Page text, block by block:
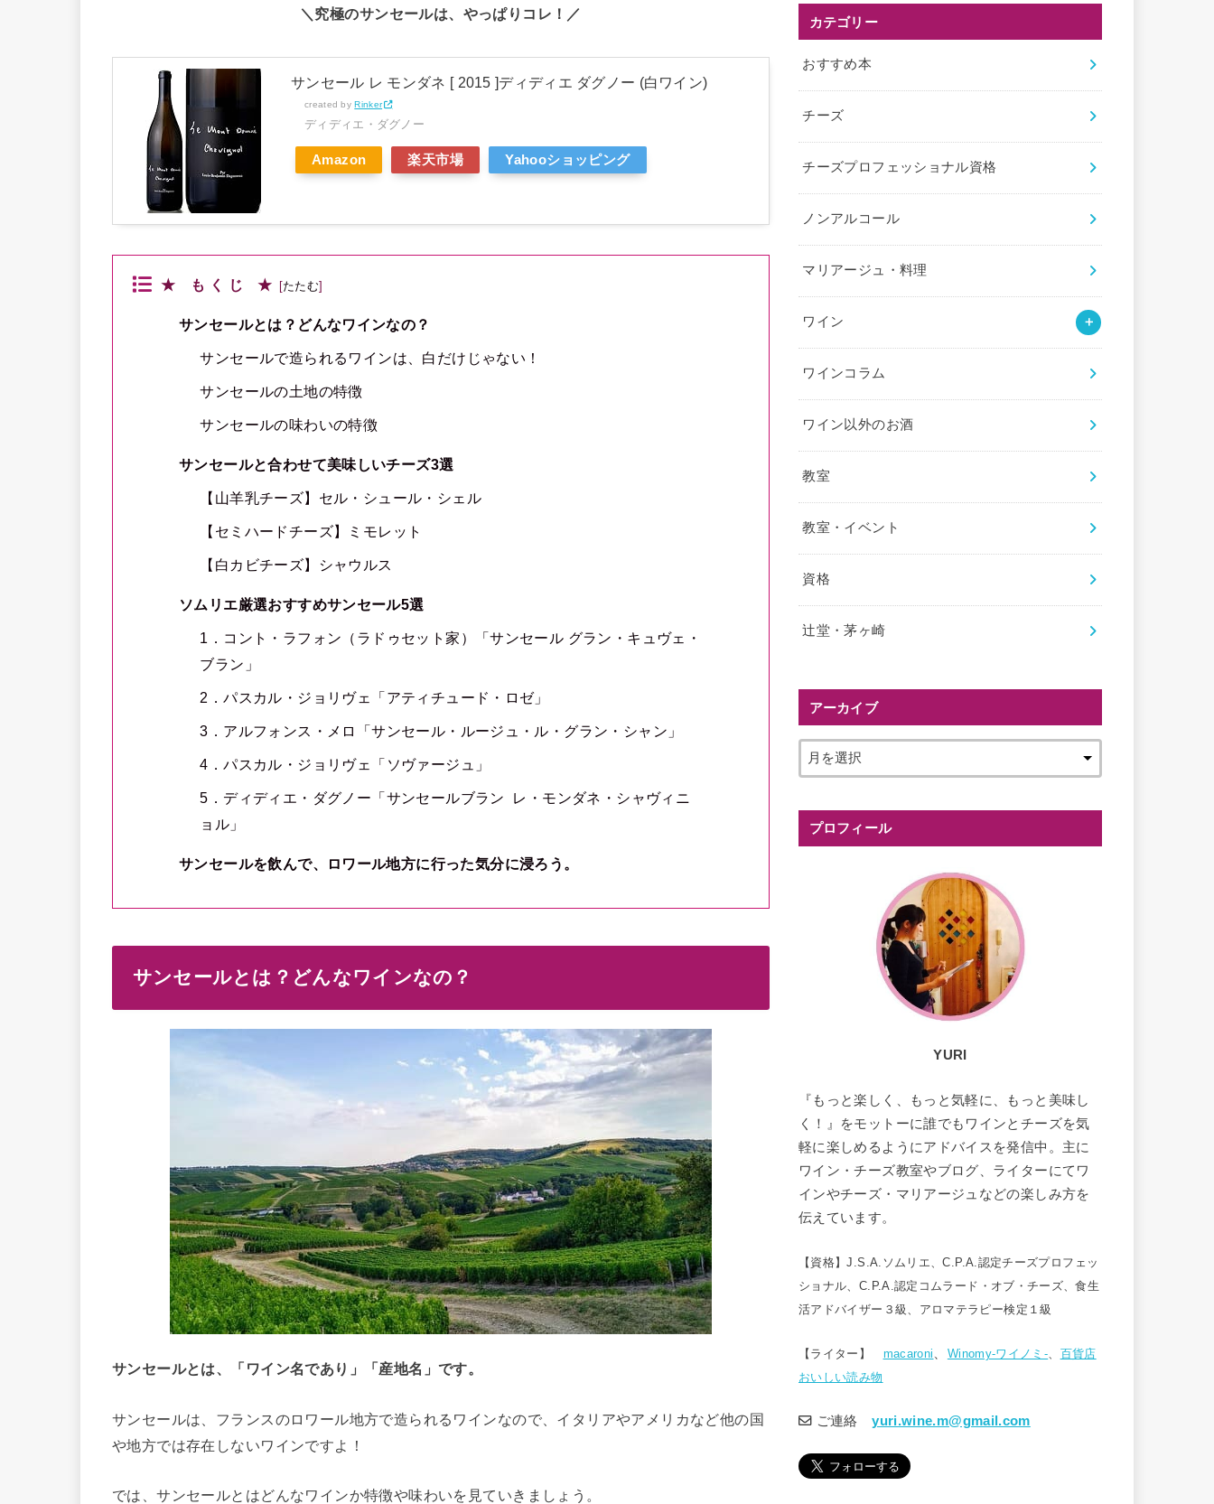
＼究極のサンセールは、やっぱりコレ！／
サンセール レ モンダネ [ 2015 ]ディディエ ダグノー (白ワイン)
created byRinker
ディディエ・ダグノー
Amazon 楽天市場 Yahooショッピング
★ も く じ ★ [たたむ]
サンセールとは？どんなワインなの？
サンセールで造られるワインは、白だけじゃない！
サンセールの土地の特徴
サンセールの味わいの特徴
サンセールと合わせて美味しいチーズ3選
【山羊乳チーズ】セル・シュール・シェル
【セミハードチーズ】ミモレット
【白カビチーズ】シャウルス
ソムリエ厳選おすすめサンセール5選
1．コント・ラフォン（ラドゥセット家）「サンセール グラン・キュヴェ・
ブラン」
2．パスカル・ジョリヴェ「アティチュード・ロゼ」
3．アルフォンス・メロ「サンセール・ルージュ・ル・グラン・シャン」
4．パスカル・ジョリヴェ「ソヴァージュ」
5．ディディエ・ダグノー「サンセールブラン レ・モンダネ・シャヴィニ
ョル」
サンセールを飲んで、ロワール地方に行った気分に浸ろう。
サンセールとは？どんなワインなの？
サンセールとは、「ワイン名であり」「産地名」です。
サンセールは、フランスのロワール地方で造られるワインなので、イタリアやアメリカなど他の国
や地方では存在しないワインですよ！
では、サンセールとはどんなワインか特徴や味わいを見ていきましょう。
カテゴリー
おすすめ本
チーズ
チーズプロフェッショナル資格
ノンアルコール
マリアージュ・料理
ワイン
ワインコラム
ワイン以外のお酒
教室
教室・イベント
資格
辻堂・茅ヶ崎
アーカイブ
プロフィール
YURI
『もっと楽しく、もっと気軽に、もっと美味し
く！』をモットーに誰でもワインとチーズを気
軽に楽しめるようにアドバイスを発信中。主に
ワイン・チーズ教室やブログ、ライターにてワ
インやチーズ・マリアージュなどの楽しみ方を
伝えています。
【資格】J.S.A.ソムリエ、C.P.A.認定チーズプロフェッ
ショナル、 C.P.A.認定コムラード・オブ・チーズ、食生
活アドバイザー３級、アロマテラピー検定１級
【ライター】 macaroni Winomy-ワイノミ-
百貨店
おいしい読み物
ご連絡yuri.wine.m@gmail.com